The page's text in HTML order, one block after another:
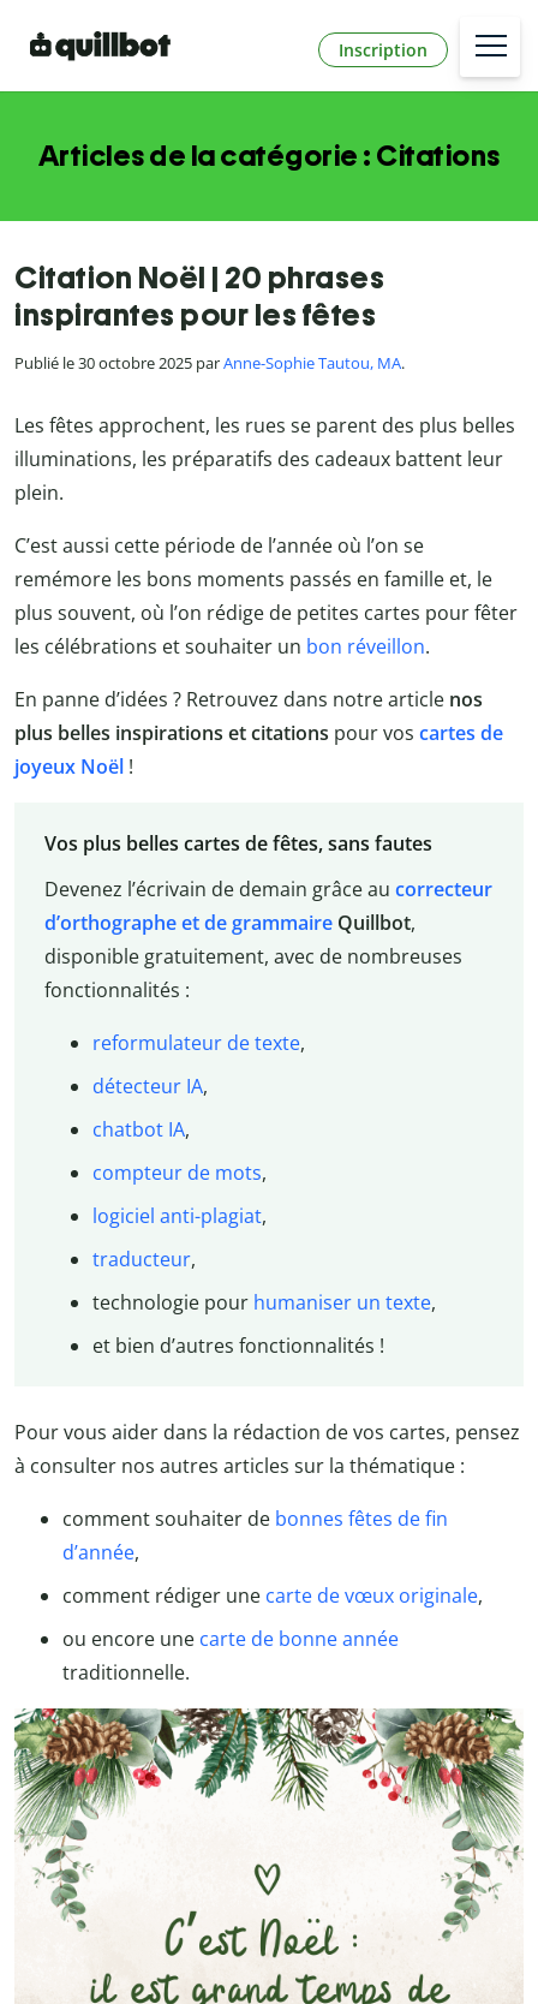
Inscription
Articles de la catégorie : Citations
Citation Noël | 20 phrases
inspirantes pour les fêtes
Publié le 30 octobre 2025 parAnne-Sophie Tautou, MA.
Les fêtes approchent, les rues se parent des plus belles
illuminations, les préparatifs des cadeaux battent leur
plein.
C’est aussi cette période de l’année où l’on se
remémore les bons moments passés en famille et, le
plus souvent, où l’on rédige de petites cartes pour fêter
les célébrations et souhaiter un bon réveillon.
En panne d’idées ? Retrouvez dans notre article nos
plus belles inspirations et citations pour vos cartes de
joyeux Noël !
Vos plus belles cartes de fêtes, sans fautes
Devenez l’écrivain de demain grâce au correcteur
d’orthographe et de grammaire Quillbot,
disponible gratuitement, avec de nombreuses
fonctionnalités :
reformulateur de texte,
détecteur IA,
chatbot IA,
compteur de mots,
logiciel anti-plagiat,
traducteur,
technologie pour humaniser un texte,
et bien d’autres fonctionnalités !
Pour vous aider dans la rédaction de vos cartes, pensez
à consulter nos autres articles sur la thématique :
comment souhaiter de bonnes fêtes de fin
d’année,
comment rédiger une carte de vœux originale,
ou encore une carte de bonne année
traditionnelle.